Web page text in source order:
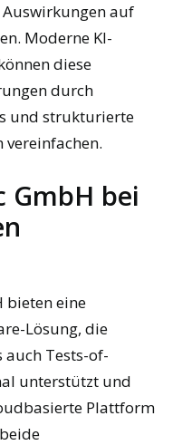
auf
Moderne KI-
diese
durch
und strukturierte
vereinfachen.
GmbH bei
bieten eine
Lösung, die
Tests-of-
unterstützt und
Plattform